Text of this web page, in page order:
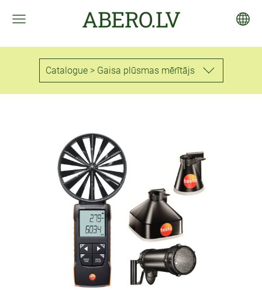
ABERO.LV
Catalogue > Gaisa plūsmas mērītājs